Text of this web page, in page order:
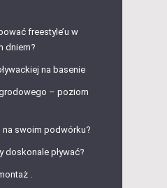
freestyle’u w
dniem?
na basenie
– poziom
swoim podwórku?
doskonale pływać?
.